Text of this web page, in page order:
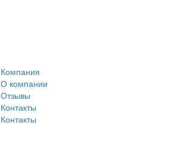
Компания
О компании
Отзывы
Контакты
Контакты